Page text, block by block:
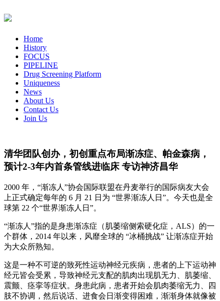
Home
History
FOCUS
PIPELINE
Drug Screening Platform
Uniqueness
News
About Us
Contact Us
Join Us
清华团队创办，初创重点布局渐冻症、帕金森病，
预计2-3年内首条管线进临床 专访神济昌华
2000 年，“渐冻人”协会国际联盟在丹麦举行的国际病友大会
上正式确定每年的 6 月 21 日为 “世界渐冻人日”。今天也是全
球第 22 个“世界渐冻人日”。
“渐冻人”指的是身患渐冻症（肌萎缩侧索硬化症，ALS）的一
个群体，2014 年以来，风靡全球的 “冰桶挑战” 让渐冻症开始
为大众所熟知。
这是一种不可逆的致死性运动神经元疾病，患者的上下运动神
经元皆会受累，导致神经元支配的肌肉出现肌无力、肌萎缩、
震颤、痉挛等症状。身患此病，患者开始会肌肉萎缩无力、四
肢不协调，然后说话、进食会日渐变得困难，渐渐身体就像被